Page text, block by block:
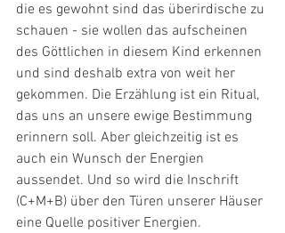
die es gewohnt sind das überirdische zu
schauen - sie wollen das aufscheinen
des Göttlichen in diesem Kind erkennen
und sind deshalb extra von weit her
gekommen. Die Erzählung ist ein Ritual,
das uns an unsere ewige Bestimmung
erinnern soll. Aber gleichzeitig ist es
auch ein Wunsch der Energien
aussendet. Und so wird die Inschrift
(C+M+B) über den Türen unserer Häuser
eine Quelle positiver Energien.